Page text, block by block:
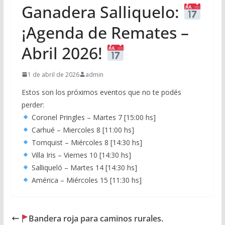
Ganadera Salliquelo:
¡Agenda de Remates –
Abril 2026!
1 de abril de 2026 admin
Estos son los próximos eventos que no te podés
perder:
Coronel Pringles – Martes 7 [15:00 hs]
Carhué – Miercoles 8 [11:00 hs]
Tornquist – Miércoles 8 [14:30 hs]
Villa Iris – Viernes 10 [14:30 hs]
Salliqueló – Martes 14 [14:30 hs]
América – Miércoles 15 [11:30 hs]
Bandera roja para caminos rurales.